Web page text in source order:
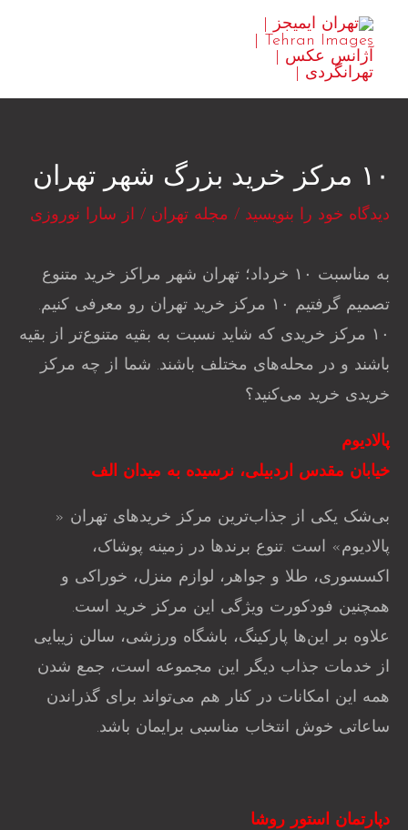
محتوا
۱۰ مرکز خرید بزرگ شهر تهران
دیدگاه‌ خود را بنویسید / مجله تهران / از سارا نوروزی
به مناسبت ۱۰ خرداد؛ تهران شهر مراکز خرید متنوع
تصمیم گرفتیم ۱۰ مرکز خرید تهران رو معرفی کنیم.
۱۰ مرکز خریدی که شاید نسبت به بقیه متنوع‌تر از بقیه
باشند و در محله‌های مختلف باشند. شما از چه مرکز
خریدی خرید می‌کنید؟
پالادیوم
خیابان مقدس اردبیلی، نرسیده به میدان الف
بی‌شک یکی از جذاب‌ترین مرکز خرید‌های تهران «
پالادیوم» است .تنوع برندها در زمینه پوشاک،
اکسسوری، طلا و جواهر، لوازم منزل، خوراکی و
همچنین فودکورت ویژگی این مرکز خرید است.
علاوه بر این‌ها پارکینگ، باشگاه ورزشی، سالن زیبایی
از خدمات جذاب دیگر این مجموعه است، جمع شدن
همه این امکانات در کنار هم می‌تواند برای گذراندن
ساعاتی خوش انتخاب مناسبی برایمان باشد.
دپارتمان استور روشا